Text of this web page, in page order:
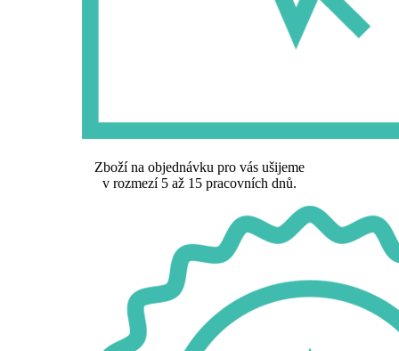
Zboží na objednávku pro vás ušijeme
v rozmezí 5 až 15 pracovních dnů.